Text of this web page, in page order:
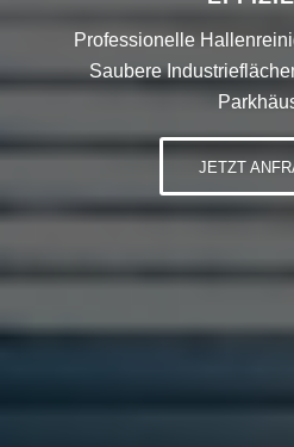
Professionelle
Saubere
JETZT